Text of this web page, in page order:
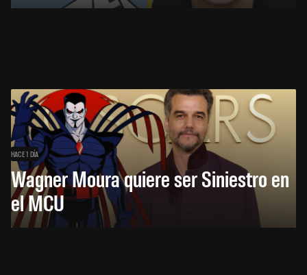
HACE 1 DÍA
Wagner Moura quiere ser Siniestro en
el MCU